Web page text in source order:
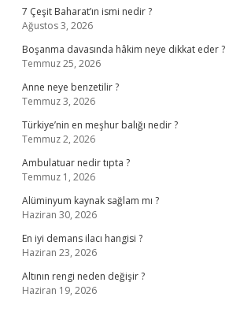
7 Çeşit Baharat’ın ismi nedir ?
Ağustos 3, 2026
Boşanma davasında hâkim neye dikkat eder ?
Temmuz 25, 2026
Anne neye benzetilir ?
Temmuz 3, 2026
Türkiye’nin en meşhur balığı nedir ?
Temmuz 2, 2026
Ambulatuar nedir tıpta ?
Temmuz 1, 2026
Alüminyum kaynak sağlam mı ?
Haziran 30, 2026
En iyi demans ilacı hangisi ?
Haziran 23, 2026
Altının rengi neden değişir ?
Haziran 19, 2026